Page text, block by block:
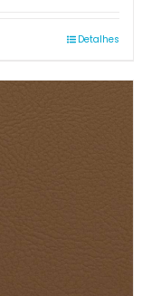
Detalhes